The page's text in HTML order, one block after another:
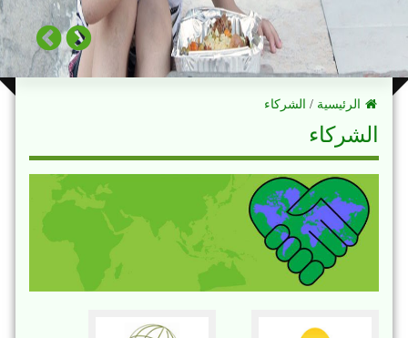
الرئيسية/ الشركاء
الشركاء